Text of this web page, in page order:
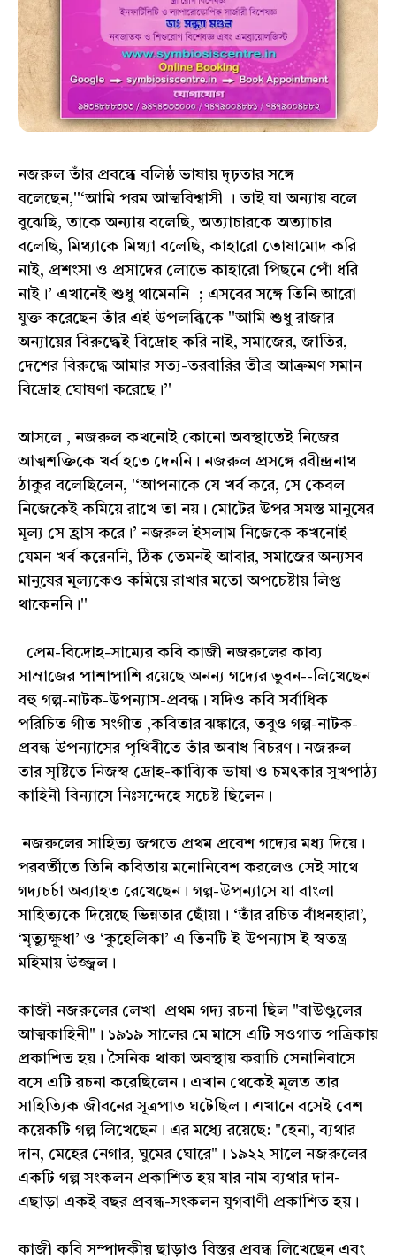
নজরুল তাঁর প্রবন্ধে বলিষ্ঠ ভাষায় দৃঢ়তার সঙ্গে
বলেছেন,''‘আমি পরম আত্মবিশ্বাসী । তাই যা অন্যায় বলে
বুঝেছি, তাকে অন্যায় বলেছি, অত্যাচারকে অত্যাচার
বলেছি, মিথ্যাকে মিথ্যা বলেছি, কাহারো তোষামোদ করি
নাই, প্রশংসা ও প্রসাদের লোভে কাহারো পিছনে পোঁ ধরি
নাই।’ এখানেই শুধু থামেননি ; এসবের সঙ্গে তিনি আরো
যুক্ত করেছেন তাঁর এই উপলব্ধিকে ''আমি শুধু রাজার
অন্যায়ের বিরুদ্ধেই বিদ্রোহ করি নাই, সমাজের, জাতির,
দেশের বিরুদ্ধে আমার সত্য-তরবারির তীব্র আক্রমণ সমান
বিদ্রোহ ঘোষণা করেছে।’'
আসলে , নজরুল কখনোই কোনো অবস্থাতেই নিজের
আত্মশক্তিকে খর্ব হতে দেননি। নজরুল প্রসঙ্গে রবীন্দ্রনাথ
ঠাকুর বলেছিলেন, '‘আপনাকে যে খর্ব করে, সে কেবল
নিজেকেই কমিয়ে রাখে তা নয়। মোটের উপর সমস্ত মানুষের
মূল্য সে হ্রাস করে।’ নজরুল ইসলাম নিজেকে কখনোই
যেমন খর্ব করেননি, ঠিক তেমনই আবার, সমাজের অন্যসব
মানুষের মূল্যকেও কমিয়ে রাখার মতো অপচেষ্টায় লিপ্ত
থাকেননি।''
প্রেম-বিদ্রোহ-সাম্যের কবি কাজী নজরুলের কাব্য
সাম্রাজের পাশাপাশি রয়েছে অনন্য গদ্যের ভুবন--লিখেছেন
বহু গল্প-নাটক-উপন্যাস-প্রবন্ধ। যদিও কবি সর্বাধিক
পরিচিত গীত সংগীত ,কবিতার ঝঙ্কারে, তবুও গল্প-নাটক-
প্রবন্ধ উপন্যাসের পৃথিবীতে তাঁর অবাধ বিচরণ। নজরুল
তার সৃষ্টিতে নিজস্ব দ্রোহ-কাব্যিক ভাষা ও চমৎকার সুখপাঠ্য
কাহিনী বিন্যাসে নিঃসন্দেহে সচেষ্ট ছিলেন।
নজরুলের সাহিত্য জগতে প্রথম প্রবেশ গদ্যের মধ্য দিয়ে।
পরবর্তীতে তিনি কবিতায় মনোনিবেশ করলেও সেই সাথে
গদ্যচর্চা অব্যাহত রেখেছেন। গল্প-উপন্যাসে যা বাংলা
সাহিত্যকে দিয়েছে ভিন্নতার ছোঁয়া। ‘তাঁর রচিত বাঁধনহারা’,
‘মৃত্যুক্ষুধা’ ও ‘কুহেলিকা’ এ তিনটি ই উপন্যাস ই স্বতন্ত্র
মহিমায় উজ্জ্বল।
কাজী নজরুলের লেখা প্রথম গদ্য রচনা ছিল "বাউণ্ডুলের
আত্মকাহিনী"। ১৯১৯ সালের মে মাসে এটি সওগাত পত্রিকায়
প্রকাশিত হয়। সৈনিক থাকা অবস্থায় করাচি সেনানিবাসে
বসে এটি রচনা করেছিলেন। এখান থেকেই মূলত তার
সাহিত্যিক জীবনের সূত্রপাত ঘটেছিল। এখানে বসেই বেশ
কয়েকটি গল্প লিখেছেন। এর মধ্যে রয়েছে: "হেনা, ব্যথার
দান, মেহের নেগার, ঘুমের ঘোরে"। ১৯২২ সালে নজরুলের
একটি গল্প সংকলন প্রকাশিত হয় যার নাম ব্যথার দান-
এছাড়া একই বছর প্রবন্ধ-সংকলন যুগবাণী প্রকাশিত হয়।
কাজী কবি সম্পাদকীয় ছাড়াও বিস্তর প্রবন্ধ লিখেছেন এবং